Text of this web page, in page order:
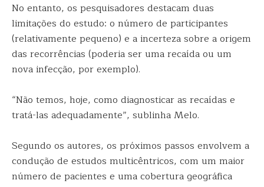
No entanto, os pesquisadores destacam duas
limitações do estudo: o número de participantes
(relativamente pequeno) e a incerteza sobre a origem
das recorrências (poderia ser uma recaída ou um
nova infecção, por exemplo).
“Não temos, hoje, como diagnosticar as recaídas e
tratá-las adequadamente”, sublinha Melo.
Segundo os autores, os próximos passos envolvem a
condução de estudos multicêntricos, com um maior
número de pacientes e uma cobertura geográfica